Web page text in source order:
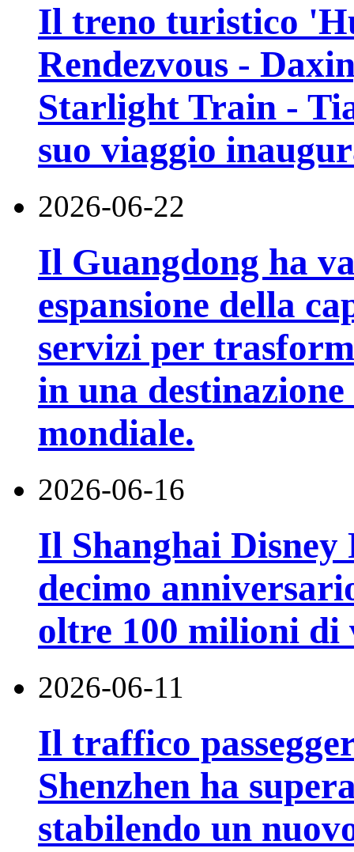
Il treno turistico
Rendezvous -
Starlight Train -
suo viaggio
2026-06-22
Il Guangdong ha
espansione della
servizi per
in una
mondiale.
2026-06-16
Il Shanghai Disney
decimo
oltre 100 milioni
2026-06-11
Il traffico
Shenzhen ha
stabilendo un